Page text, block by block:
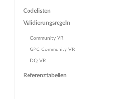
Codelisten
Validierungsregeln
Community VR
GPC Community VR
DQ VR
Referenztabellen